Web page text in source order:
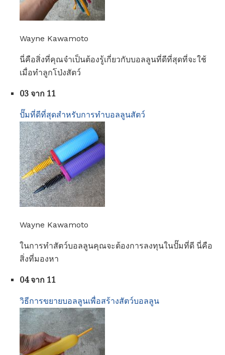
Wayne Kawamoto
นี่คือสิ่งที่คุณจำเป็นต้องรู้เกี่ยวกับบอลลูนที่ดีที่สุดที่จะใช้
เมื่อทำลูกโป่งสัตว์
03 จาก 11
ปั๊มที่ดีที่สุดสำหรับการทำบอลลูนสัตว์
Wayne Kawamoto
ในการทำสัตว์บอลลูนคุณจะต้องการลงทุนในปั๊มที่ดี นี่คือ
สิ่งที่มองหา
04 จาก 11
วิธีการขยายบอลลูนเพื่อสร้างสัตว์บอลลูน